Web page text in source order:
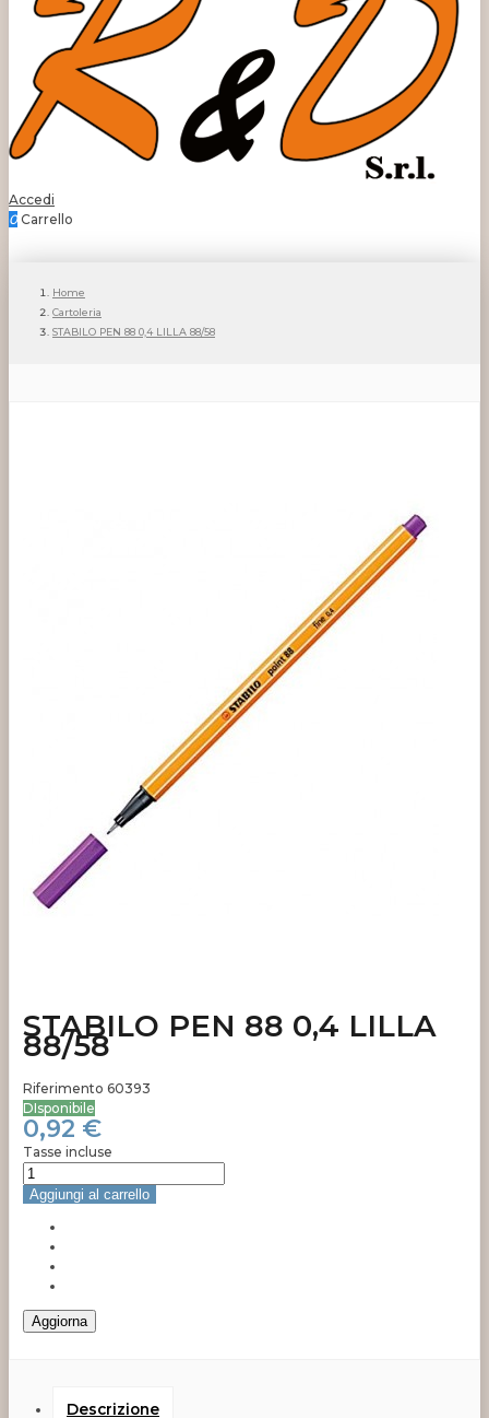
Accedi
0 Carrello
Home
Cartoleria
STABILO PEN 88 0,4 LILLA 88/58
STABILO PEN 88 0,4 LILLA
88/58
Riferimento 60393
DIsponibile
0,92 €
Tasse incluse
Aggiungi al carrello
Descrizione